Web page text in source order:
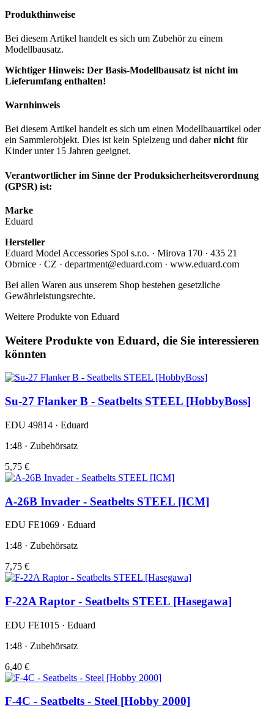
Produkthinweise
Bei diesem Artikel handelt es sich um Zubehör zu einem
Modellbausatz.
Wichtiger Hinweis: Der Basis-Modellbausatz ist nicht im
Lieferumfang enthalten!
Warnhinweis
Bei diesem Artikel handelt es sich um einen Modellbauartikel oder
ein Sammlerobjekt. Dies ist kein Spielzeug und dahernicht für
Kinder unter 15 Jahren geeignet.
Verantwortlicher im Sinne der Produksicherheitsverordnung
(GPSR) ist:
Marke
Eduard
Hersteller
Eduard Model Accessories Spol s.r.o. · Mirova 170 · 435 21
Obrnice · CZ · department@eduard.com · www.eduard.com
Bei allen Waren aus unserem Shop bestehen gesetzliche
Gewährleistungsrechte.
Weitere Produkte von Eduard
Weitere Produkte von Eduard, die Sie interessieren
könnten
Su-27 Flanker B - Seatbelts STEEL [HobbyBoss]
EDU 49814 · Eduard
1:48 · Zubehörsatz
5,75 €
A-26B Invader - Seatbelts STEEL [ICM]
EDU FE1069 · Eduard
1:48 · Zubehörsatz
7,75 €
F-22A Raptor - Seatbelts STEEL [Hasegawa]
EDU FE1015 · Eduard
1:48 · Zubehörsatz
6,40 €
F-4C - Seatbelts - Steel [Hobby 2000]